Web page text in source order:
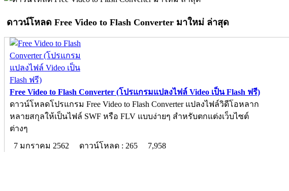
ดาวน์โหลด Free Video to Flash Converter มาใหม่ ล่าสุด
Free Video to Flash Converter (โปรแกรมแปลงไฟล์ Video เป็น Flash ฟรี)
ดาวน์โหลดโปรแกรม Free Video to Flash Converter แปลงไฟล์วิดีโอหลาก
หลายสกุลให้เป็นไฟล์ SWF หรือ FLV แบบง่ายๆ สำหรับตกแต่งเว็บไซต์
ต่างๆ
7 มกราคม 2562
ดาวน์โหลด : 265 7,958